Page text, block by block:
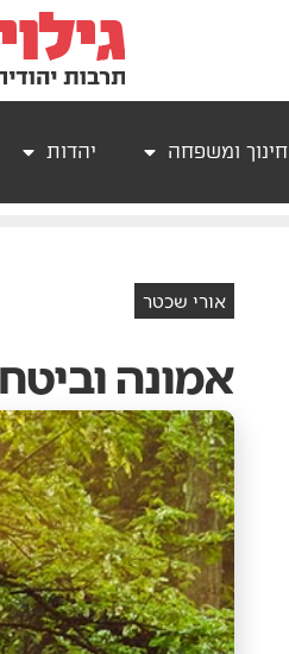
חינוך ומשפחה יהדות
אורי שכטר
אמונה